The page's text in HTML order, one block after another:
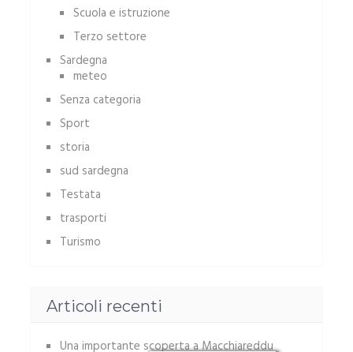
Scuola e istruzione
Terzo settore
Sardegna
meteo
Senza categoria
Sport
storia
sud sardegna
Testata
trasporti
Turismo
Articoli recenti
Una importante scoperta a Macchiareddu